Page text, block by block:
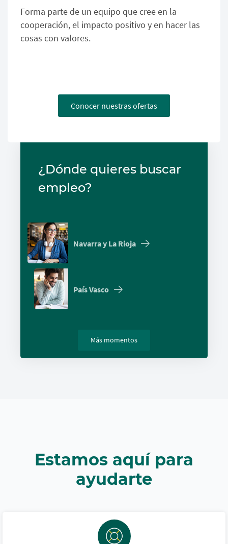
Forma parte de un equipo que cree en la
cooperación, el impacto positivo y en hacer las
cosas con valores.
Conocer nuestras ofertas
¿Dónde quieres buscar
empleo?
Navarra y La Rioja
País Vasco
Más momentos
Estamos aquí para
ayudarte